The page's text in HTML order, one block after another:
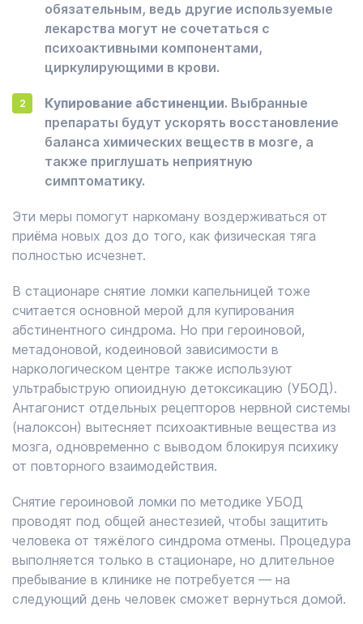
обязательным, ведь другие используемые
лекарства могут не сочетаться с
психоактивными компонентами,
циркулирующими в крови.
Купирование абстиненции. Выбранные
препараты будут ускорять восстановление
баланса химических веществ в мозге, а
также приглушать неприятную
симптоматику.
Эти меры помогут наркоману воздерживаться от
приёма новых доз до того, как физическая тяга
полностью исчезнет.
В стационаре снятие ломки капельницей тоже
считается основной мерой для купирования
абстинентного синдрома. Но при героиновой,
метадоновой, кодеиновой зависимости в
наркологическом центре также используют
ультрабыструю опиоидную детоксикацию (УБОД).
Антагонист отдельных рецепторов нервной системы
(налоксон) вытесняет психоактивные вещества из
мозга, одновременно с выводом блокируя психику
от повторного взаимодействия.
Снятие героиновой ломки по методике УБОД
проводят под общей анестезией, чтобы защитить
человека от тяжёлого синдрома отмены. Процедура
выполняется только в стационаре, но длительное
пребывание в клинике не потребуется — на
следующий день человек сможет вернуться домой.